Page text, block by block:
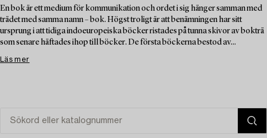
En bok är ett medium för kommunikation och ordet i sig hänger samman med
trädet med samma namn – bok. Högst troligt är att benämningen har sitt
ursprung i att tidiga indoeuropeiska böcker ristades på tunna skivor av bokträ
som senare häftades ihop till böcker. De första böckerna bestod av...
Läs mer